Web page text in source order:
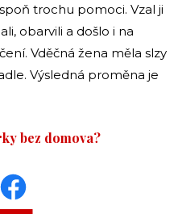
trochu pomoci. Vzal ji
obarvili a došlo i na
Vděčná žena měla slzy
Výsledná proměna je
bez domova?